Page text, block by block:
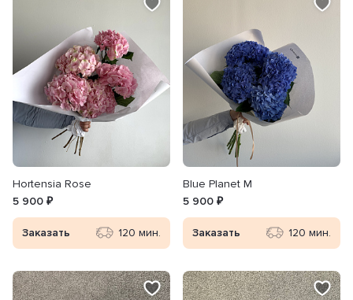
Hortensia Rose
5 900 ₽
Заказать 120 мин.
Blue Planet M
5 900 ₽
Заказать 120 мин.